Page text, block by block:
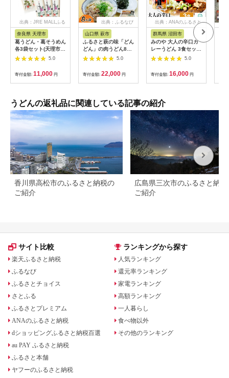
出典：JRE MALLふる
さと納税
奈良県 天理市
葛うどん・葛そうめん
各3袋セット(天理市・
東吉野村共通返礼品)
【1348460】
5.0
寄付金額: 11,000 円
出典：ふるなび
山口県 萩市
ふるさと萩の味「どん
どん」の肉うどん8人
前セット わかめむす
5.0
寄付金額: 22,000 円
出典：ANAのふるさと
納税
群馬県 沼田市
みのや 大人の辛口カ
レーうどん 3食セット
ホットパック冷凍品
5.0
寄付金額: 16,000 円
うどんの返礼品に関連している記事の紹介
香川県高松市のふるさと納税の
ご紹介
広島県三次市のふるさと納税
ご紹介
サイト比較
楽天ふるさと納税
ふるなび
ふるさとチョイス
さとふる
ふるさとプレミアム
ANAのふるさと納税
dショッピングふるさと納税百選
au PAY ふるさと納税
ふるさと本舗
ヤフーのふるさと納税
ランキングから探す
人気ランキング
還元率ランキング
家電ランキング
高額ランキング
一人暮らし
食べ物以外
その他のランキング